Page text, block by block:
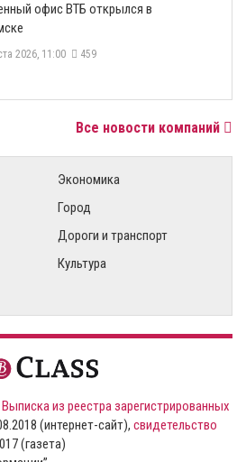
офис ВТБ открылся в
2026, 11:00 459
Все новости компаний
Экономика
Город
Дороги и транспорт
Культура
Выписка из реестра зарегистрированных
(интернет-сайт), свидетельство
(газета)